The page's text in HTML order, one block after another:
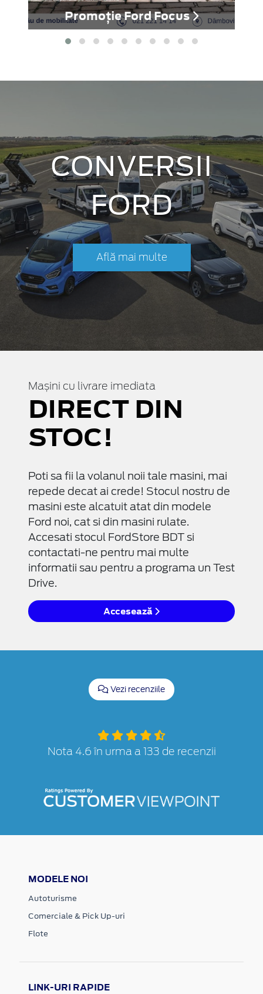
Promoție Ford Focus
CONVERSII
FORD
Află mai multe
Mașini cu livrare imediata
DIRECT DIN
STOC!
Poti sa fii la volanul noii tale masini, mai
repede decat ai crede! Stocul nostru de
masini este alcatuit atat din modele
Ford noi, cat si din masini rulate.
Accesati stocul FordStore BDT si
contactati-ne pentru mai multe
informatii sau pentru a programa un Test
Drive.
Accesează
Vezi recenziile
Nota 4.6 în urma a 133 de recenzii
MODELE NOI
Autoturisme
Comerciale & Pick Up-uri
Flote
LINK-URI RAPIDE